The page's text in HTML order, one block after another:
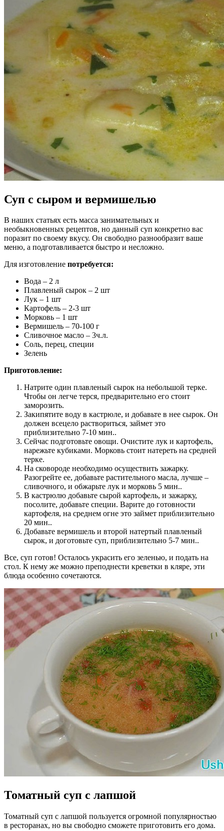
Суп с сыром и вермишелью
В наших статьях есть масса занимательных и
необыкновенных рецептов, но данный суп конкретно вас
поразит по своему вкусу. Он свободно разнообразит ваше
меню, а подготавливается быстро и несложно.
Для изготовление потребуется:
Вода – 2 л
Плавленый сырок – 2 шт
Лук – 1 шт
Картофель – 2-3 шт
Морковь – 1 шт
Вермишель – 70-100 г
Сливочное масло – 3ч.л.
Соль, перец, специи
Зелень
Приготовление:
Натрите один плавленый сырок на небольшой терке.
Чтобы он легче терся, предварительно его стоит
заморозить.
Закипятите воду в кастрюле, и добавьте в нее сырок. Он
должен всецело раствориться, займет это
приблизительно 7-10 мин..
Сейчас подготовьте овощи. Очистите лук и картофель,
нарежьте кубиками. Морковь стоит натереть на средней
терке.
На сковороде необходимо осуществить зажарку.
Разогрейте ее, добавьте растительного масла, лучше –
сливочного, и обжарьте лук и морковь 5 мин..
В кастрюлю добавьте сырой картофель, и зажарку,
посолите, добавьте специи. Варите до готовности
картофеля, на среднем огне это займет приблизительно
20 мин..
Добавьте вермишель и второй натертый плавленый
сырок, и доготовьте суп, приблизительно 5-7 мин..
Все, суп готов! Осталось украсить его зеленью, и подать на
стол. К нему же можно преподнести креветки в кляре, эти
блюда особенно сочетаются.
Томатный суп с лапшой
Томатный суп с лапшой пользуется огромной популярностью
в ресторанах, но вы свободно сможете приготовить его дома.